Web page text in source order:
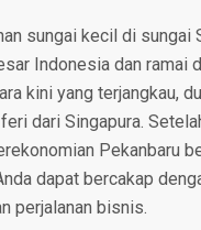
sungai kecil di sungai
Indonesia dan ramai
kini yang terjangkau,
dari Singapura.
Pekanbaru
dapat bercakap
perjalanan bisnis.